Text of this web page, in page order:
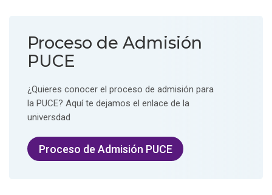
Proceso de Admisión
PUCE
¿Quieres conocer el proceso de admisión para
la PUCE? Aquí te dejamos el enlace de la
universdad
Proceso de Admisión PUCE